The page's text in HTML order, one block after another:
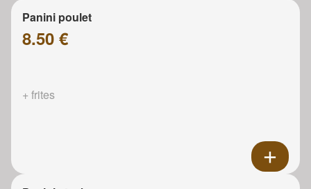
Panini poulet
8.50 €
+ frites